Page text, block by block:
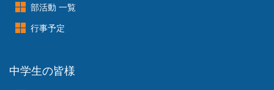
部活動 一覧
行事予定
中学生の皆様